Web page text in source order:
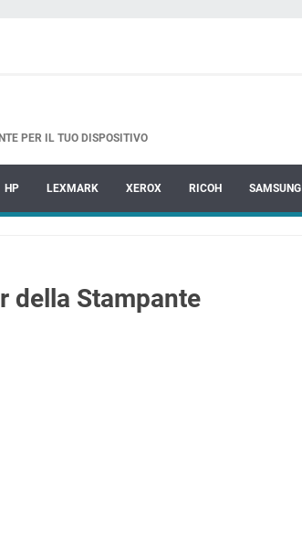
PER IL TUO DISPOSITIVO
HP LEXMARK XEROX RICOH SAMSUNG
della Stampante